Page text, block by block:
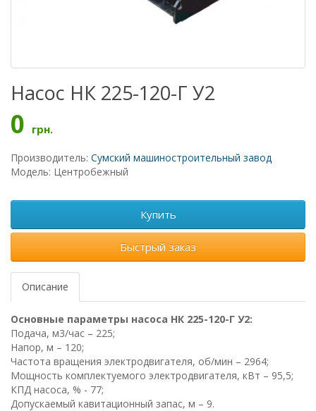
Насос НК 225-120-Г У2
0 грн.
Производитель: Сумский машиностроительный завод
Модель: Центробежный
Купить
Быстрый заказ
Описание
Основные параметры насоса НК 225-120-Г У2:
Подача, м3/час – 225;
Напор, м – 120;
Частота вращения электродвигателя, об/мин – 2964;
Мощность комплектуемого электродвигателя, кВт – 95,5;
КПД насоса, % - 77;
Допускаемый кавитационный запас, м – 9.